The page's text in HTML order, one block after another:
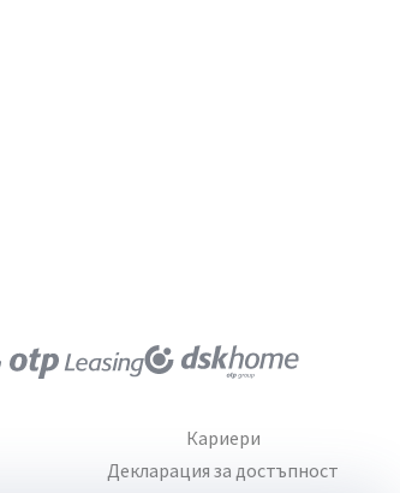
Кариери
Декларация за достъпност